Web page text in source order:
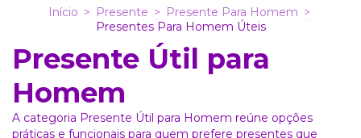
Início > Presente > Presente Para Homem >
Presentes Para Homem Úteis
Presente Útil para
Homem
A categoria Presente Útil para Homem reúne opções
práticas e funcionais para quem prefere presentes que